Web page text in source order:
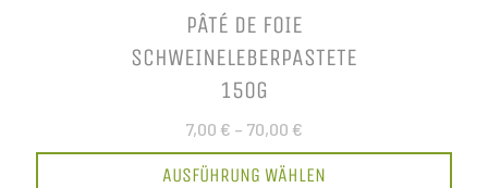
PÂTÉ DE FOIE
SCHWEINELEBERPASTETE
150G
7,00 € – 70,00 €
AUSFÜHRUNG WÄHLEN